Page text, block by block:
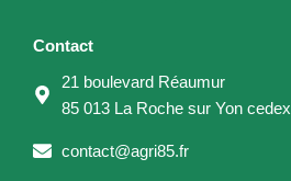
o
o
k
r
a
m
e
r
p
p
Contact
21 boulevard Réaumur
85 013 La Roche sur Yon cedex
contact@agri85.fr